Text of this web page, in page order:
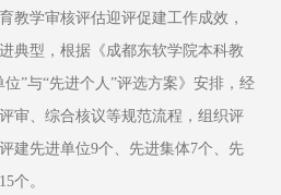
教学审核评估迎评促建工作成效，
典型，根据《成都东软学院本科教
”与“先进个人”评选方案》安排，经
审、综合核议等规范流程，组织评
建先进单位9个、先进集体7个、先
个。